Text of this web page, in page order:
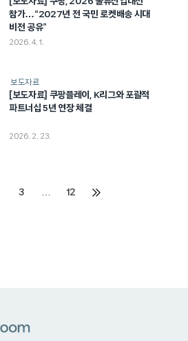
참가…“2027년 전 국민 로켓배송 시대
비전 공유”
2026. 4. 1.
보도자료
[보도자료] 쿠팡플레이, K리그와 포괄적
파트너십 5년 연장 체결
2026. 2. 23.
3 … 12
다음